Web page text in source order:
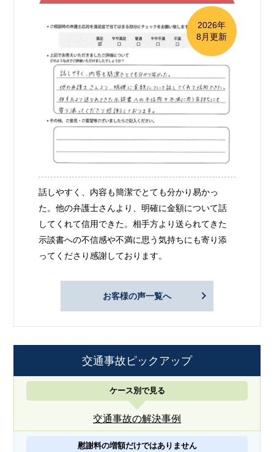
2026年
8月更新
話しやすく、内容も簡潔でとても分かり易かっ
た。他の弁護士さんより、明確に金額について話
してくれて信用できた。相手方より送られてきた
示談書への不信感や不満に思う気持ちにも寄り添
ってくださり感謝しております。
お客様の声一覧へ
交通事故ピックアップ
ケース別で見る
交通事故の解決事例
慰謝料の増額だけではありません